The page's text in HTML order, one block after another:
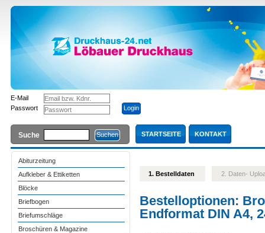
E-Mail
Passwort
Suche STARTSEITE KONTAKT
Abiturzeitung
Aufkleber & Ettiketten
Blöcke
Briefbogen
Briefumschläge
Broschüren & Magazine
1. Bestelldaten 2. Daten-
Bestelloptionen:
Endformat DIN A4,